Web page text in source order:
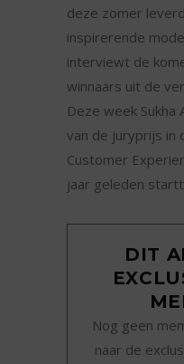
deze zomer
inspirerende
interviewt de
winnaars uit de
Deze week
van de juryprijs in
Customer
jaar geleden
DIT
Nog geen
naar de